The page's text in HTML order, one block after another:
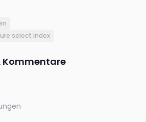
select index
Kommentare